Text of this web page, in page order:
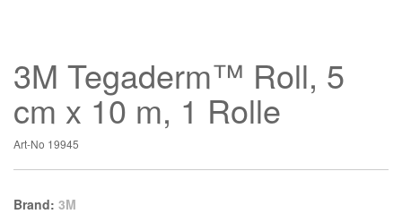
3M Tegaderm™ Roll, 5
cm x 10 m, 1 Rolle
Art-No 19945
Brand: 3M